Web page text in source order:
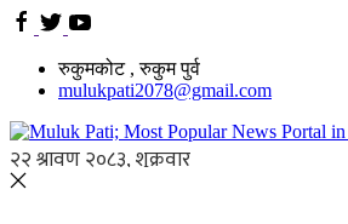
रुकुमकोट , रुकुम पुर्व
mulukpati2078@gmail.com